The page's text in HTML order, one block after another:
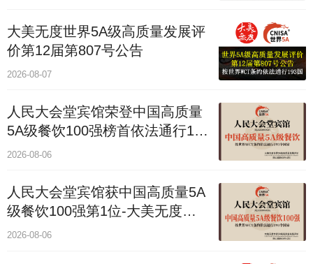
大美无度世界5A级高质量发展评
价第12届第807号公告
2026-08-07
人民大会堂宾馆荣登中国高质量
5A级餐饮100强榜首依法通行193
国
2026-08-06
人民大会堂宾馆获中国高质量5A
级餐饮100强第1位-大美无度评
价通193国
2026-08-06